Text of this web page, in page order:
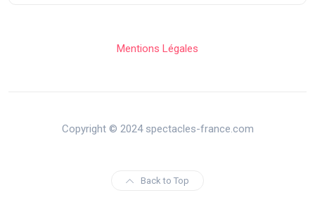
Mentions Légales
Copyright © 2024 spectacles-france.com
Back to Top